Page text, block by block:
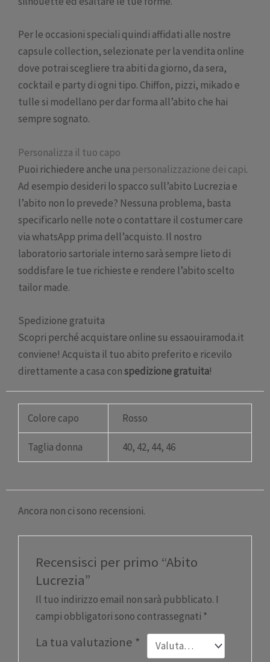
Per le occasioni speciali quindi affidati alle nostre
capsule collection, selezionate per la vendita online
dove potrai scegliere tra abiti da giorno, da sera,
cocktail e party di ogni tipo. Chiffon, pizzi, mikado e
tulle si modellano per dar forma all’abito che hai
sempre sognato.
Personalizza il tuo capo
Puoi richiedere anche una personalizzazione dei capi.
Ad esempio desideri lo spacco sull’abito Lucrezia e
l’abito non lo prevede? Nessuna problema, basta
specificarlo nelle note o contattare il costumer care
via whatsApp prima dell’acquisto. Il nostro
laboratorio sartoriale interno sarà sempre lieto di
soddisfare le tue richieste e rendere l’abito scelto
tailor made.
Spedizione gratuita
Scopri perché acquistare online su essaouiramoda.it
conviene! Acquista il tuo abito preferito e ricevilo
direttamente a casa conspedizione gratuita!
Colore capo Rosso
Taglia donna 40, 42, 44, 46
Ancora non ci sono recensioni.
Recensisci per primo “Abito
Lucrezia”
Il tuo indirizzo email non sarà pubblicato. I
campi obbligatori sono contrassegnati *
La tua valutazione *